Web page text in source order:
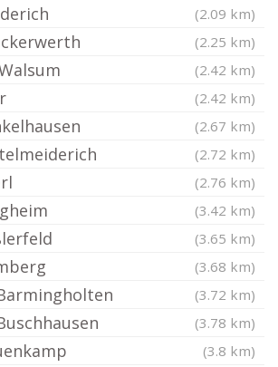
(2.09 km)
(2.25 km)
(2.42 km)
(2.42 km)
(2.67 km)
(2.72 km)
(2.76 km)
(3.42 km)
(3.65 km)
(3.68 km)
(3.72 km)
(3.78 km)
(3.8 km)